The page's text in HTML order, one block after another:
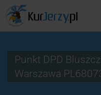
Punkt DPD
Warszawa